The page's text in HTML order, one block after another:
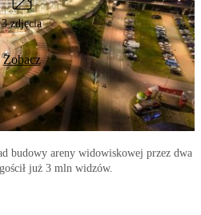
3 zdjęcia
Zobacz
budowy areny widowiskowej przez dwa
już 3 mln widzów.